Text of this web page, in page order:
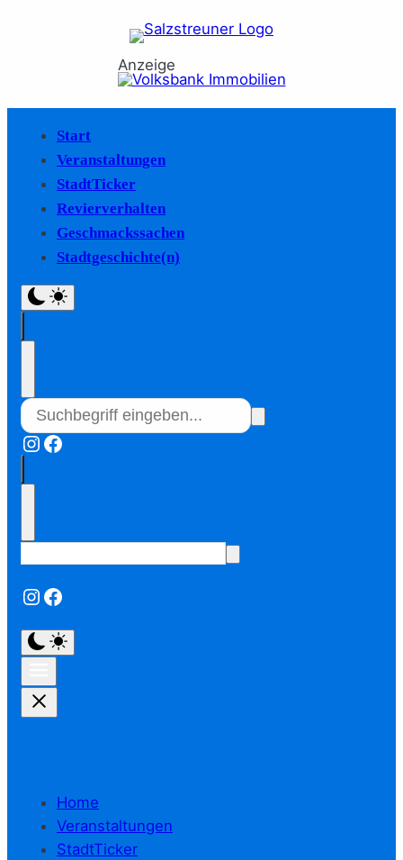
Anzeige
Start
Veranstaltungen
StadtTicker
Revierverhalten
Geschmackssachen
Stadtgeschichte(n)
Instagram
Facebook
Instagram
Facebook
Home
Veranstaltungen
StadtTicker